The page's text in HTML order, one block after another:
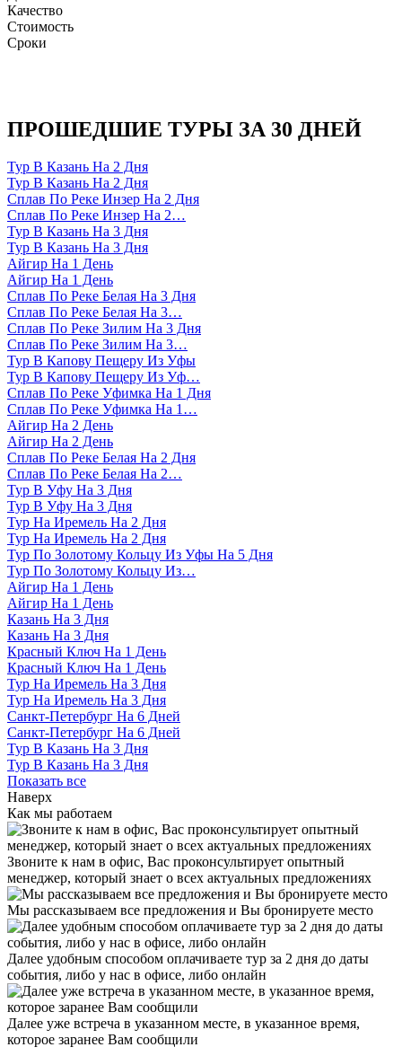
Качество
Стоимость
Сроки
ПРОШЕДШИЕ ТУРЫ ЗА 30 ДНЕЙ
Тур В Казань На 2 Дня
Тур В Казань На 2 Дня
Сплав По Реке Инзер На 2 Дня
Сплав По Реке Инзер На 2…
Тур В Казань На 3 Дня
Тур В Казань На 3 Дня
Айгир На 1 День
Айгир На 1 День
Сплав По Реке Белая На 3 Дня
Сплав По Реке Белая На 3…
Сплав По Реке Зилим На 3 Дня
Сплав По Реке Зилим На 3…
Тур В Капову Пещеру Из Уфы
Тур В Капову Пещеру Из Уф…
Сплав По Реке Уфимка На 1 Дня
Сплав По Реке Уфимка На 1…
Айгир На 2 День
Айгир На 2 День
Сплав По Реке Белая На 2 Дня
Сплав По Реке Белая На 2…
Тур В Уфу На 3 Дня
Тур В Уфу На 3 Дня
Тур На Иремель На 2 Дня
Тур На Иремель На 2 Дня
Тур По Золотому Кольцу Из Уфы На 5 Дня
Тур По Золотому Кольцу Из…
Айгир На 1 День
Айгир На 1 День
Казань На 3 Дня
Казань На 3 Дня
Красный Ключ На 1 День
Красный Ключ На 1 День
Тур На Иремель На 3 Дня
Тур На Иремель На 3 Дня
Санкт-Петербург На 6 Дней
Санкт-Петербург На 6 Дней
Тур В Казань На 3 Дня
Тур В Казань На 3 Дня
Показать все
Наверх
Как мы работаем
Звоните к нам в офис, Вас проконсультирует опытный
менеджер, который знает о всех актуальных предложениях
Мы рассказываем все предложения и Вы бронируете место
Далее удобным способом оплачиваете тур за 2 дня до даты
события, либо у нас в офисе, либо онлайн
Далее уже встреча в указанном месте, в указанное время,
которое заранее Вам сообщили